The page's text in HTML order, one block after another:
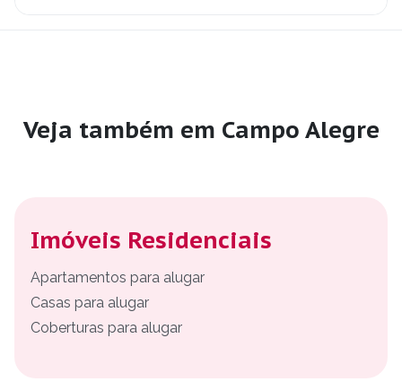
Veja também em Campo Alegre
Imóveis Residenciais
Apartamentos para alugar
Casas para alugar
Coberturas para alugar